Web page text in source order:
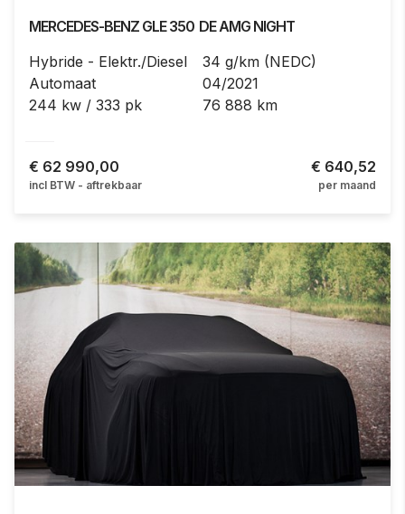
MERCEDES-BENZ GLE 350 DE AMG NIGHT
Hybride - Elektr./Diesel
Automaat
244 kw / 333 pk
34 g/km (NEDC)
04/2021
76 888 km
€ 62 990,00
incl BTW - aftrekbaar
€ 640,52
per maand